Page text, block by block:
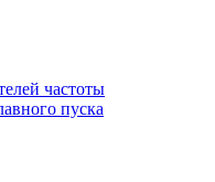
частоты
пуска